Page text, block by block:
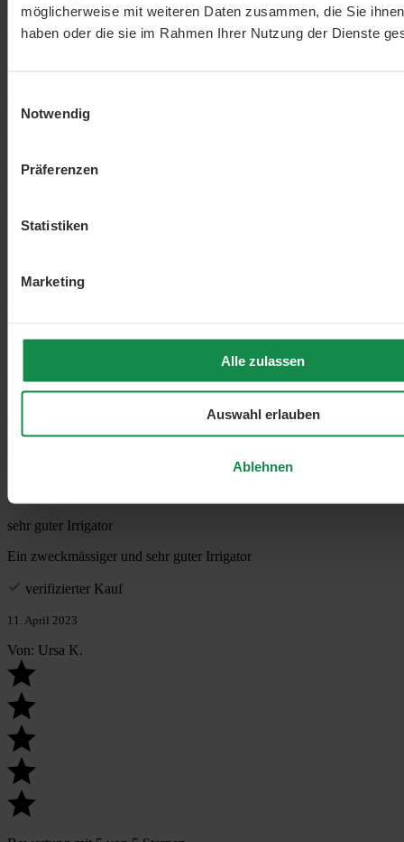
möglicherweise mit weiteren Daten zusammen, die Sie
haben oder die sie im Rahmen Ihrer Nutzung der Dienste
Notwendig
Präferenzen
Statistiken
Marketing
Alle zulassen
Auswahl erlauben
Ablehnen
Noch nicht zum Einsatz gekommen.
Bewertung mit 5 von 5 Sternen
sehr guter Irrigator
Ein zweckmässiger und sehr guter Irrigator
verifizierter Kauf
11. April 2023
Von: Ursa K.